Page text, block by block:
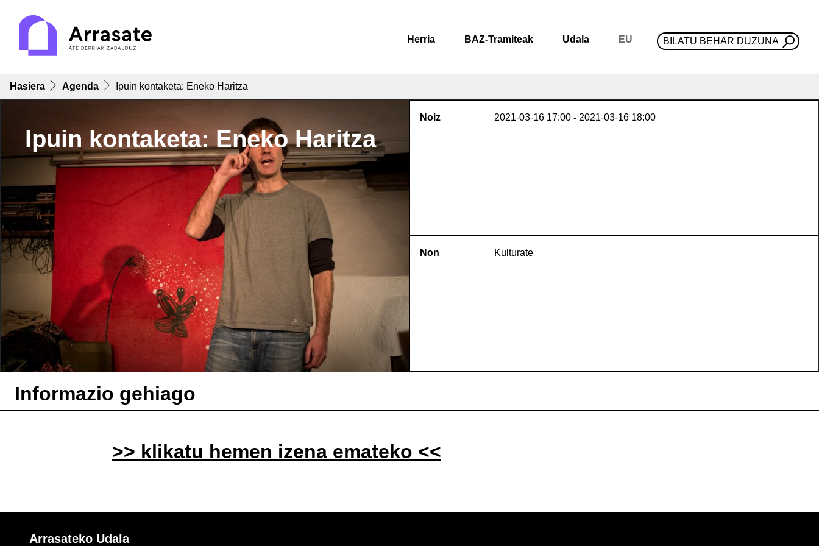
Herria BAZ-Tramiteak Udala EU BILATU BEHAR DUZUNA
Hasiera Agenda Ipuin kontaketa: Eneko Haritza
Ipuin kontaketa: Eneko Haritza
Noiz 2021-03-16 17:00 - 2021-03-16 18:00
Non Kulturate
Informazio gehiago
>> klikatu hemen izena emateko <<
Arrasateko Udala